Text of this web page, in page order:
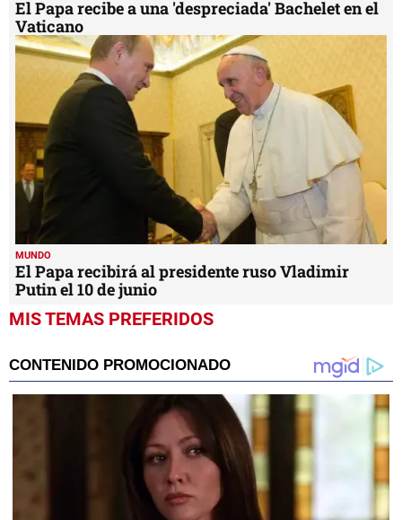
El Papa recibe a una 'despreciada' Bachelet en el
Vaticano
MUNDO
El Papa recibirá al presidente ruso Vladimir
Putin el 10 de junio
MIS TEMAS PREFERIDOS